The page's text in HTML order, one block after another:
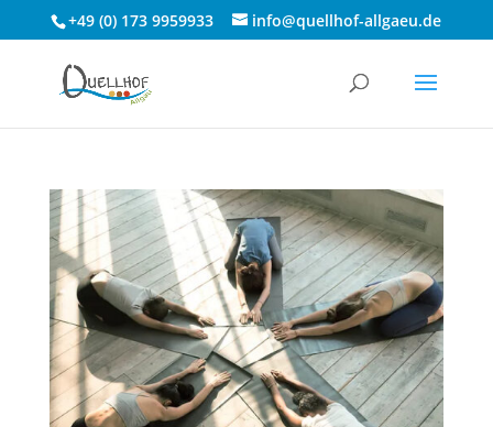
+49 (0) 173 9959933 info@quellhof-allgaeu.de